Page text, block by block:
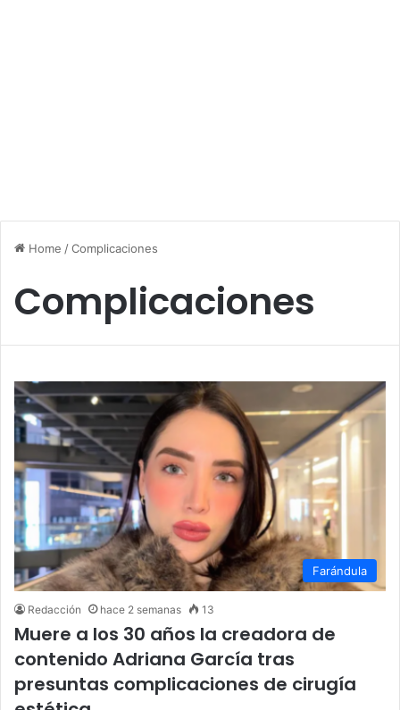
Home /Complicaciones
Complicaciones
Farándula
Redacción hace 2 semanas 13
Muere a los 30 años la creadora de
contenido Adriana García tras
presuntas complicaciones de cirugía